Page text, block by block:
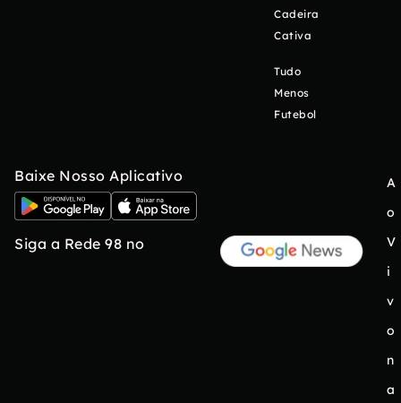
Cadeira
Cativa
Tudo
Menos
Futebol
Baixe Nosso Aplicativo
Siga a Rede 98 no
A
o
V
i
v
o
n
a